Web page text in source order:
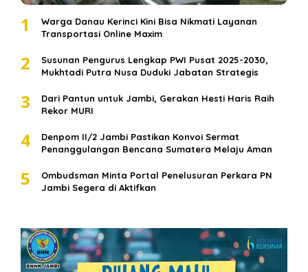
1
Warga Danau Kerinci Kini Bisa Nikmati Layanan
Transportasi Online Maxim
2
Susunan Pengurus Lengkap PWI Pusat 2025-2030,
Mukhtadi Putra Nusa Duduki Jabatan Strategis
3
Dari Pantun untuk Jambi, Gerakan Hesti Haris Raih
Rekor MURI
4
Denpom II/2 Jambi Pastikan Konvoi Sermat
Penanggulangan Bencana Sumatera Melaju Aman
5
Ombudsman Minta Portal Penelusuran Perkara PN
Jambi Segera di Aktifkan